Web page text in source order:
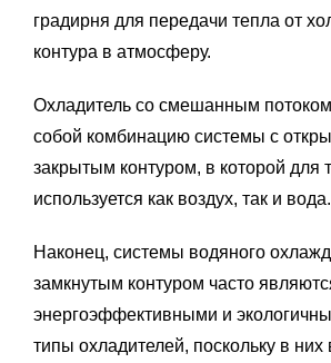
градирня для передачи тепла от
контура в атмосферу.
Охладитель со смешанным
собой комбинацию системы с
закрытым контуром, в которой для
используется как воздух, так и вода.
Наконец, системы водяного
замкнутым контуром часто
энергоэффективными и
типы охладителей, поскольку в них